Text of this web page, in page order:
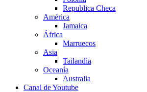
Republica Checa
América
Jamaica
África
Marruecos
Asia
Tailandia
Oceanía
Australia
Canal de Youtube